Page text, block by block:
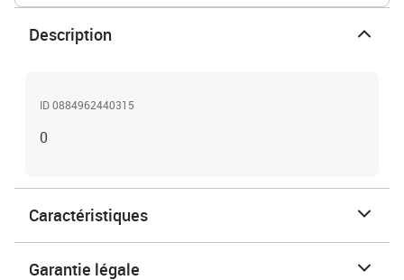
Description
ID 0884962440315
0
Caractéristiques
Garantie légale